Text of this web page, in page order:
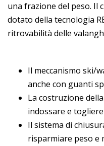
una frazione del peso. Il
dotato della tecnologia
ritrovabilità delle
Il meccanismo ski/
anche con guanti
La costruzione
indossare e togliere
Il sistema di
risparmiare peso e